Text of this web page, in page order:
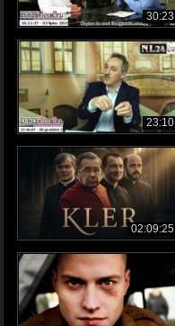
30:23
23:10
02:09:25